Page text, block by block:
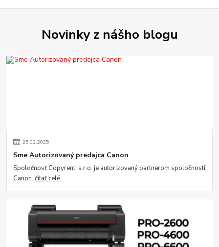
Novinky z nášho blogu
25.02.2025
Sme Autorizovaný predajca Canon
Spoločnosť Copyrent, s.r.o. je autorizovaný partnerom spoločnosti
Canon.čítať celé